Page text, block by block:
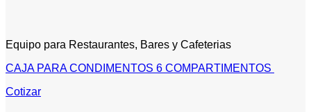
Equipo para Restaurantes, Bares y Cafeterias
CAJA PARA CONDIMENTOS 6 COMPARTIMENTOS
Cotizar